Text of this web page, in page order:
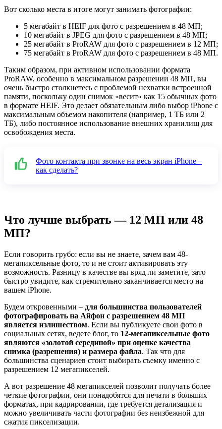
Вот сколько места в итоге могут занимать фотографии:
5 мегабайт в HEIF для фото с разрешением в 48 МП;
10 мегабайт в JPEG для фото с разрешением в 48 МП;
25 мегабайт в ProRAW для фото с разрешением в 12 МП;
75 мегабайт в ProRAW для фото с разрешением в 48 МП.
Таким образом, при активном использовании формата
ProRAW, особенно в максимальном разрешении 48 МП, вы
очень быстро столкнетесь с проблемой нехватки встроенной
памяти, поскольку один снимок «весит» как 15 обычных фото
в формате HEIF. Это делает обязательным либо выбор iPhone с
максимальным объемом накопителя (например, 1 ТБ или 2
ТБ), либо постоянное использование внешних хранилищ для
освобождения места.
Фото контакта при звонке на весь экран iPhone –
как сделать?
Что лучше выбрать — 12 МП или 48
МП?
Если говорить грубо: если вы не знаете, зачем вам 48-
мегапиксельные фото, то и не стоит активировать эту
возможность. Разницу в качестве вы вряд ли заметите, зато
быстро увидите, как стремительно заканчивается место на
вашем iPhone.
Будем откровенными – для большинства пользователей
фотографировать на Айфон с разрешением 48 МП
является излишеством. Если вы публикуете свои фото в
социальных сетях, ведете блог, то 12-мегапиксельные фото
являются «золотой серединой» при оценке качества
снимка (разрешения) и размера файла. Так что для
большинства сценариев стоит выбирать съемку именно с
разрешением 12 мегапикселей.
А вот разрешение 48 мегапикселей позволит получать более
четкие фотографии, они понадобятся для печати в больших
форматах, при кадрировании, где требуется детализация и
можно увеличивать части фотографии без неизбежной для
сжатия пикселизации.